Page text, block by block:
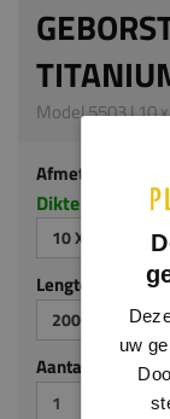
Model 5503 | 10
Afmeting
Dikte x hoogte
10 X 40 MM
Lengte (mm)
2000
Aantal stuks
uw